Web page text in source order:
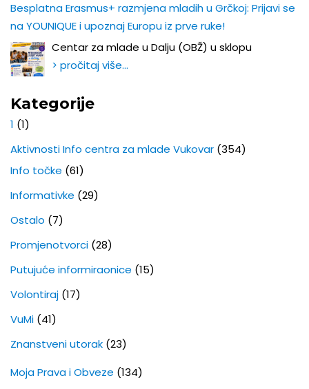
Besplatna Erasmus+ razmjena mladih u Grčkoj: Prijavi se
na YOUNIQUE i upoznaj Europu iz prve ruke!
Centar za mlade u Dalju (OBŽ) u sklopu
> pročitaj više…
Kategorije
1 (1)
Aktivnosti Info centra za mlade Vukovar (354)
Info točke (61)
Informativke (29)
Ostalo (7)
Promjenotvorci (28)
Putujuće informiraonice (15)
Volontiraj (17)
VuMi (41)
Znanstveni utorak (23)
Moja Prava i Obveze (134)